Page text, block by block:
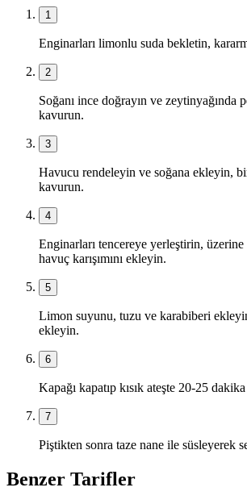
1
Enginarları limonlu suda bekletin,
2
Soğanı ince doğrayın ve zeytinyağında
kavurun.
3
Havucu rendeleyin ve soğana ekleyin,
kavurun.
4
Enginarları tencereye yerleştirin, üzerine
havuç karışımını ekleyin.
5
Limon suyunu, tuzu ve karabiberi
ekleyin.
6
Kapağı kapatıp kısık ateşte 20-25
7
Piştikten sonra taze nane ile süsleyerek
Benzer Tarifler